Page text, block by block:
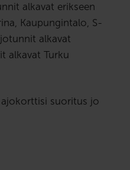
alkavat erikseen
Kaupungintalo, S-
alkavat
alkavat Turku
suoritus jo